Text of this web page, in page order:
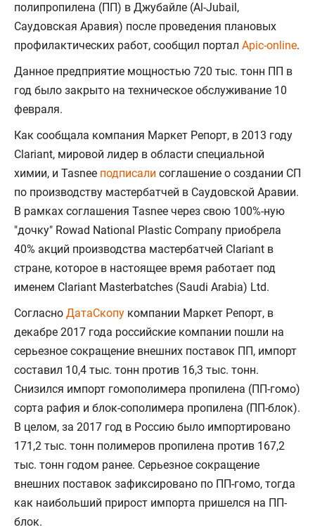
полипропилена (ПП) в Джубайле (Al-Jubail,
Саудовская Аравия) после проведения плановых
профилактических работ, сообщил портал Apic-online.
Данное предприятие мощностью 720 тыс. тонн ПП в
год было закрыто на техническое обслуживание 10
февраля.
Как сообщала компания Маркет Репорт, в 2013 году
Clariant, мировой лидер в области специальной
химии, и Tasnee подписали соглашение о создании СП
по производству мастербатчей в Саудовской Аравии.
В рамках соглашения Tasnee через свою 100%-ную
"дочку" Rowad National Plastic Company приобрела
40% акций производства мастербатчей Clariant в
стране, которое в настоящее время работает под
именем Clariant Masterbatches (Saudi Arabia) Ltd.
Согласно ДатаСкопу компании Маркет Репорт, в
декабре 2017 года российские компании пошли на
серьезное сокращение внешних поставок ПП, импорт
составил 10,4 тыс. тонн против 16,3 тыс. тонн.
Снизился импорт гомополимера пропилена (ПП-гомо)
сорта рафия и блок-сополимера пропилена (ПП-блок).
В целом, за 2017 год в Россию было импортировано
171,2 тыс. тонн полимеров пропилена против 167,2
тыс. тонн годом ранее. Серьезное сокращение
внешних поставок зафиксировано по ПП-гомо, тогда
как наибольший прирост импорта пришелся на ПП-
блок.